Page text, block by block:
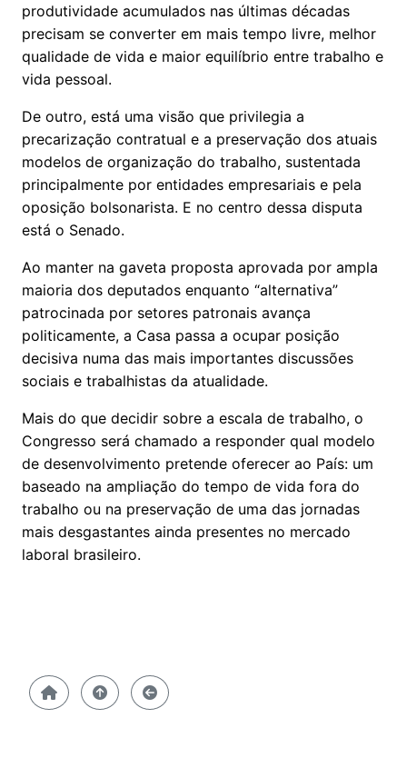
produtividade acumulados nas últimas décadas
precisam se converter em mais tempo livre, melhor
qualidade de vida e maior equilíbrio entre trabalho e
vida pessoal.
De outro, está uma visão que privilegia a
precarização contratual e a preservação dos atuais
modelos de organização do trabalho, sustentada
principalmente por entidades empresariais e pela
oposição bolsonarista. E no centro dessa disputa
está o Senado.
Ao manter na gaveta proposta aprovada por ampla
maioria dos deputados enquanto “alternativa”
patrocinada por setores patronais avança
politicamente, a Casa passa a ocupar posição
decisiva numa das mais importantes discussões
sociais e trabalhistas da atualidade.
Mais do que decidir sobre a escala de trabalho, o
Congresso será chamado a responder qual modelo
de desenvolvimento pretende oferecer ao País: um
baseado na ampliação do tempo de vida fora do
trabalho ou na preservação de uma das jornadas
mais desgastantes ainda presentes no mercado
laboral brasileiro.